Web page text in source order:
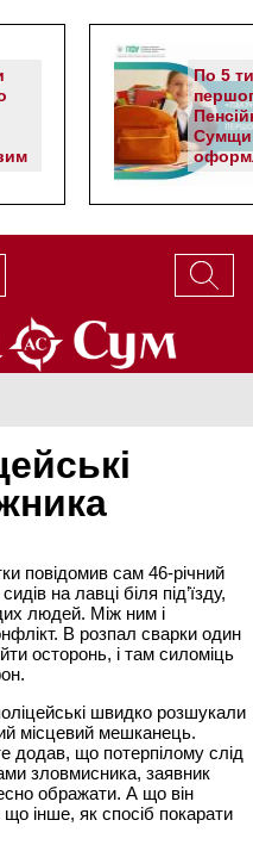
По 5
повідомив сам 46-річний
на лавці біля під’їзду,
людей. Між ним і
В розпал сварки один
осторонь, і там силоміць
швидко розшукали
місцевий мешканець.
додав, що потерпілому слід
зловмисника, заявник
ображати. А що він
інше, як спосіб покарати